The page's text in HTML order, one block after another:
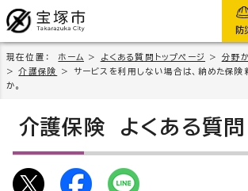
防
現在位置： ホーム > よくある質問トップページ > 分野
>介護保険
> サービスを利用しない場合は、納めた保険
か。
介護保険 よくある質問